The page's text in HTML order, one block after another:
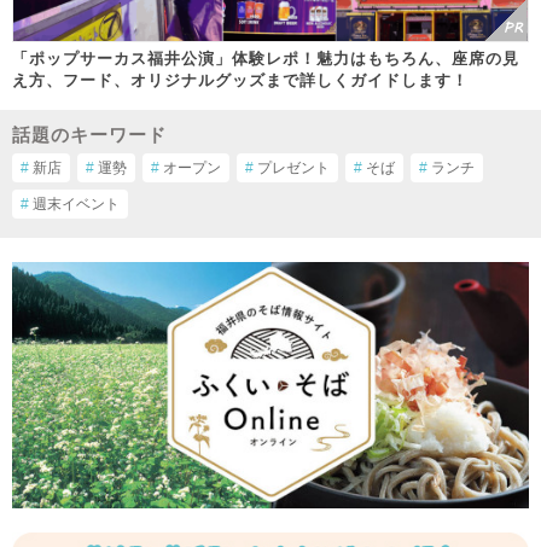
「ポップサーカス福井公演」体験レポ！魅力はもちろん、座席の見
え方、フード、オリジナルグッズまで詳しくガイドします！
話題のキーワード
# 新店 # 運勢 # オープン # プレゼント # そば # ランチ
# 週末イベント